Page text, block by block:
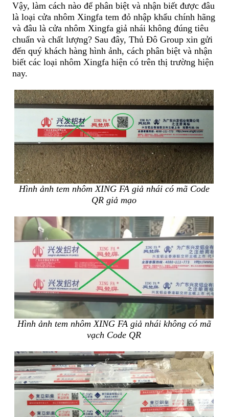
Vậy, làm cách nào để phân biệt và nhận biết được đâu
là loại cửa nhôm Xingfa tem đỏ nhập khẩu chính hãng
và đâu là cửa nhôm Xingfa giả nhái không đúng tiêu
chuẩn và chất lượng? Sau đây, Thủ Đô Group xin gửi
đến quý khách hàng hình ảnh, cách phân biệt và nhận
biết các loại nhôm Xingfa hiện có trên thị trường hiện
nay.
Hình ảnh tem nhôm XING FA giả nhái có mã Code
QR giả mạo
Hình ảnh tem nhôm XING FA giả nhái không có mã
vạch Code QR